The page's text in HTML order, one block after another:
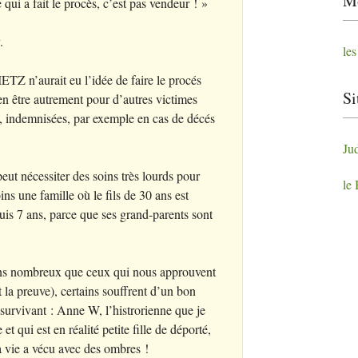
n’aurait eu l’idée de faire le procés
être autrement pour d’autres victimes
par exemple en cas de décés
nécessiter des soins très lourds pour
une famille où le fils de 30 ans est
7 ans, parce que ses grand-parents sont
nombreux que ceux qui nous approuvent
preuve), certains souffrent d’un bon
: Anne W, l’histrorienne que je
qui est en réalité petite fille de déporté,
a vécu avec des ombres !
le